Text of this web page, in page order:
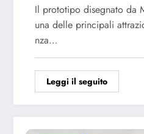
d’Este
Il prototipo disegnato da
una delle principali
nza…
Leggi il seguito